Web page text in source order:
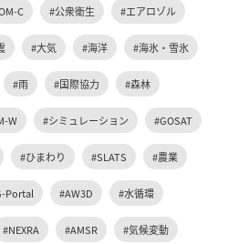
C #公衆衛生 #エアロゾル
#大気 #海洋 #海氷・雪氷
#雨 #国際協力 #森林
W #シミュレーション #GOSAT
#ひまわり #SLATS #農業
Portal #AW3D #水循環
#NEXRA #AMSR #気候変動